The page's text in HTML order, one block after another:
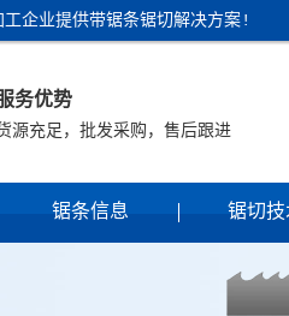
企业提供带锯条锯切解决方案!
务优势
源充足，批发采购，售后跟进
锯条信息 锯切